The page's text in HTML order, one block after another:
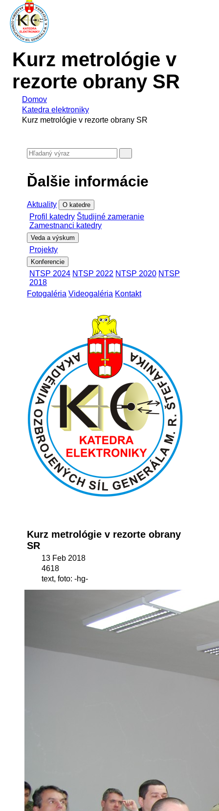
Kurz metrológie v
rezorte obrany SR
Domov
Katedra elektroniky
Kurz metrológie v rezorte obrany SR
Ďalšie informácie
Aktuality O katedre
Profil katedry Študijné zameranie
Zamestnanci katedry
Veda a výskum
Projekty
Konferencie
NTSP 2024 NTSP 2022 NTSP 2020 NTSP
2018
Fotogaléria Videogaléria Kontakt
Kurz metrológie v rezorte obrany
SR
13 Feb 2018
4618
text, foto: -hg-